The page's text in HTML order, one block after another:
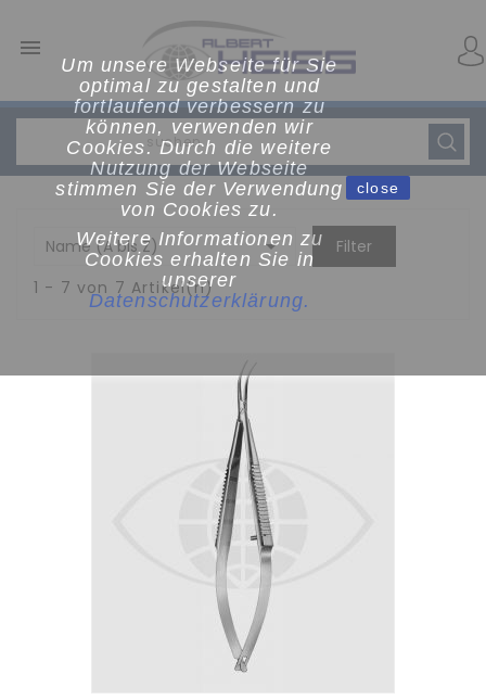
Um unsere Webseite für Sie
optimal zu gestalten und
fortlaufend verbessern zu
können, verwenden wir
Cookies. Durch die weitere
Nutzung der Webseite
stimmen Sie der Verwendung
von Cookies zu.
Weitere Informationen zu
Cookies erhalten Sie in
unserer
Datenschutzerklärung.
close

Name (A bis Z) 
Filter
1 - 7 von 7 Artikel(n)